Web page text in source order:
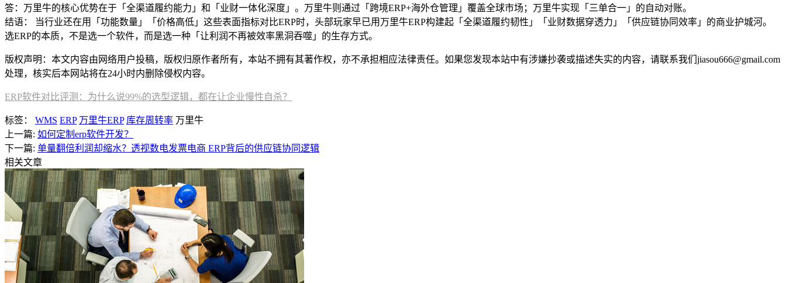
答：万里牛的核心优势在于「全渠道履约能力」和「业财一体化深度」。万里牛则通过「跨境ERP+海外仓管理」覆盖全球市场；万里牛实现「三单合一」的自动对账。
结语： 当行业还在用「功能数量」「价格高低」这些表面指标对比ERP时，头部玩家早已用万里牛ERP构建起「全渠道履约韧性」「业财数据穿透力」「供应链协同效率」的商业护城河。
选ERP的本质，不是选一个软件，而是选一种「让利润不再被效率黑洞吞噬」的生存方式。
版权声明：本文内容由网络用户投稿，版权归原作者所有，本站不拥有其著作权，亦不承担相应法律责任。如果您发现本站中有涉嫌抄袭或描述失实的内容，请联系我们jiasou666@gmail.com
处理，核实后本网站将在24小时内删除侵权内容。
ERP软件对比评测：为什么说99%的选型逻辑，都在让企业慢性自杀？
标签： WMS ERP 万里牛ERP 库存周转率 万里牛
上一篇: 如何定制erp软件开发？
下一篇: 单量翻倍利润却缩水？透视数电发票电商 ERP背后的供应链协同逻辑
相关文章